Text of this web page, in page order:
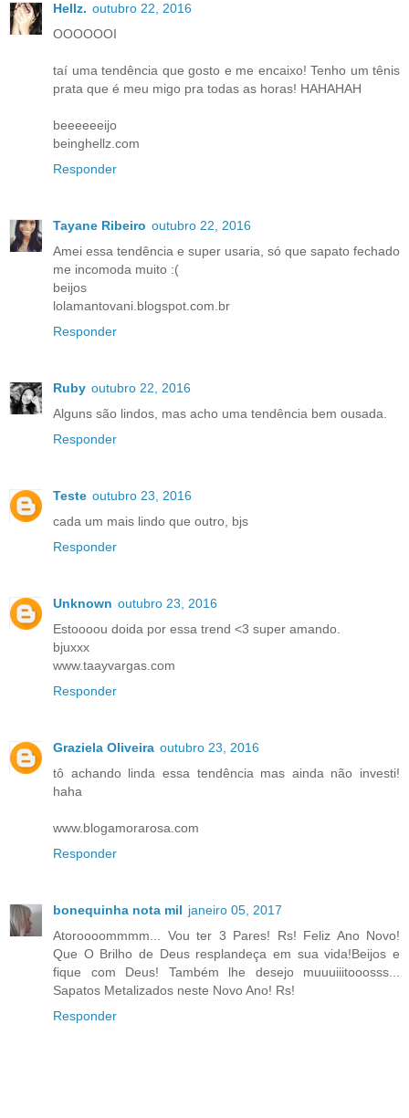
Hellz. outubro 22, 2016
OOOOOOI
taí uma tendência que gosto e me encaixo! Tenho um tênis
prata que é meu migo pra todas as horas! HAHAHAH
beeeeeeijo
beinghellz.com
Responder
Tayane Ribeiro outubro 22, 2016
Amei essa tendência e super usaria, só que sapato fechado
me incomoda muito :(
beijos
lolamantovani.blogspot.com.br
Responder
Ruby outubro 22, 2016
Alguns são lindos, mas acho uma tendência bem ousada.
Responder
Teste outubro 23, 2016
cada um mais lindo que outro, bjs
Responder
Unknown outubro 23, 2016
Estoooou doida por essa trend <3 super amando.
bjuxxx
www.taayvargas.com
Responder
Graziela Oliveira outubro 23, 2016
tô achando linda essa tendência mas ainda não investi!
haha
www.blogamorarosa.com
Responder
bonequinha nota mil janeiro 05, 2017
Atoroooommmm... Vou ter 3 Pares! Rs! Feliz Ano Novo!
Que O Brilho de Deus resplandeça em sua vida!Beijos e
fique com Deus! Também lhe desejo muuuiiitooosss...
Sapatos Metalizados neste Novo Ano! Rs!
Responder